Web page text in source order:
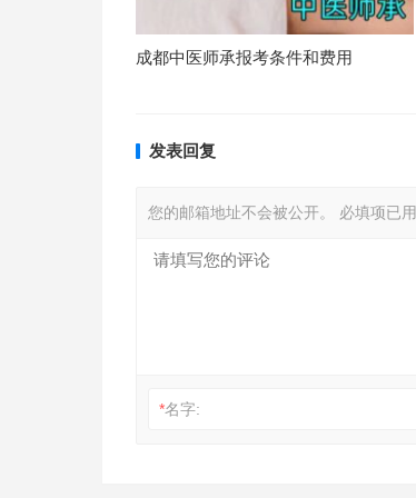
成都中医师承报考条件和费用
发表回复
您的邮箱地址不会被公开。 必填项已用
*名字: